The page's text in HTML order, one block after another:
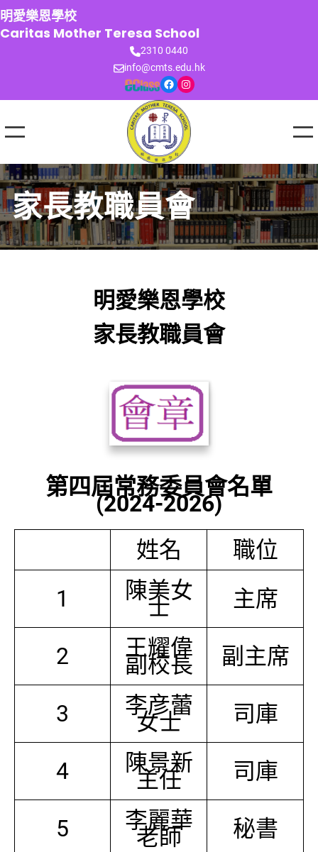
跳
至
主
明愛樂恩學校
Caritas Mother Teresa School
2310 0440
info@cmts.edu.hk
Facebook Instagram
家長教職員會
明愛樂恩學校
家長教職員會
第四屆常務委員會名單
(2024-2026)
姓名
職位
1
陳美女
士 主席
2 王耀偉
副校長 副主席
3 李彦蕾
女士 司庫
4 陳景新
主任 司庫
5 李麗華
老師 秘書